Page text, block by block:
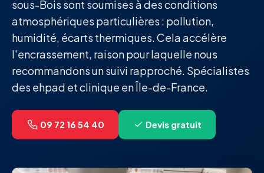
sous-Bois sont soumises à des conditions
atmosphériques particulières : pollution,
humidité, écarts thermiques. Cela accélère
l'encrassement, raison pour laquelle nous
recommandons un suivi rapproché. Spécialistes
des ehpad et clinique en Île-de-France.
09 72 16 54 40 Devis gratuit